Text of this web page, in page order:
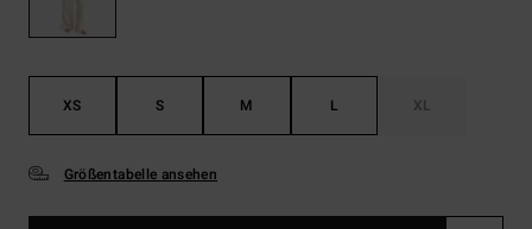
XS S M L XL
Größentabelle ansehen